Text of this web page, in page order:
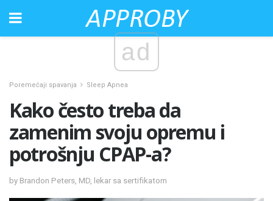
ad
Poremećaji spavanja Sleep Apnea
Kako često treba da
zamenim svoju opremu i
potrošnju CPAP-a?
by Brandon Peters, MD, lekar sa sertifikatom